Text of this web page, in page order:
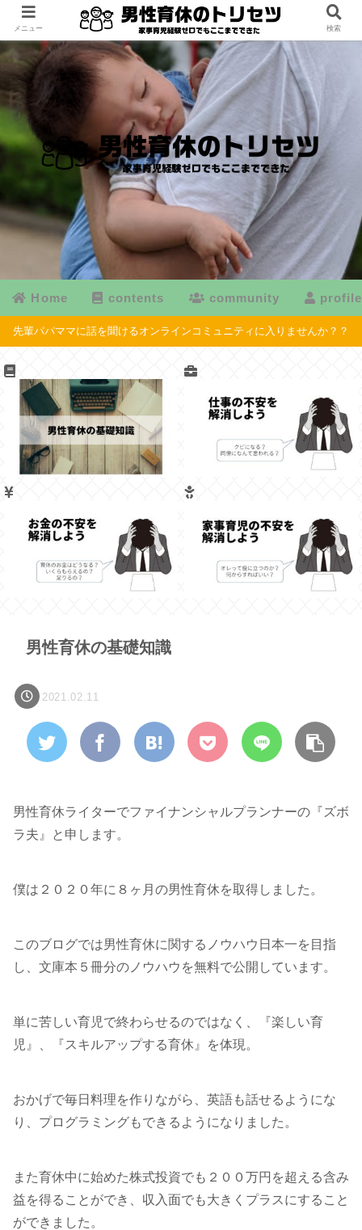
Home contents community profile
先輩パパママに話を聞けるオンラインコミュニティに入りませんか？？
男性育休の基礎知識
2021.02.11
男性育休ライターでファイナンシャルプランナーの『ズボ
ラ夫』と申します。
僕は２０２０年に８ヶ月の男性育休を取得しました。
このブログでは男性育休に関するノウハウ日本一を目指
し、文庫本５冊分のノウハウを無料で公開しています。
単に苦しい育児で終わらせるのではなく、『楽しい育
児』、『スキルアップする育休』を体現。
おかげで毎日料理を作りながら、英語も話せるようにな
り、プログラミングもできるようになりました。
また育休中に始めた株式投資でも２００万円を超える含み
益を得ることができ、収入面でも大きくプラスにすること
ができました。
メニュー 検索